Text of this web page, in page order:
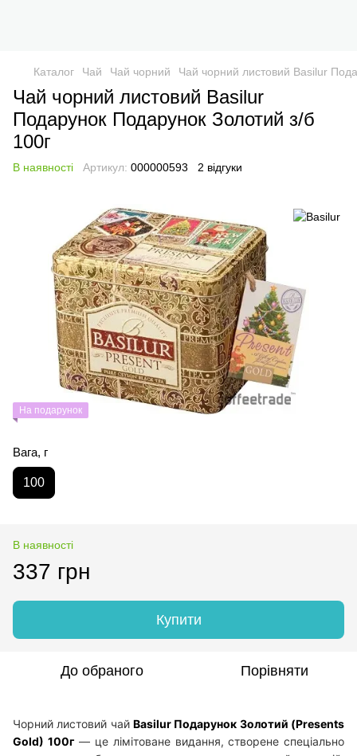
Каталог Чай Чай чорний Чай чорний листовий Basilur
Чай чорний листовий Basilur
Подарунок Подарунок Золотий з/б
100г
В наявності Артикул: 000000593 2 відгуки
На подарунок
Вага, г
100
В наявності
337 грн
Купити
До обраного Порівняти
Чорний листовий чай Basilur Подарунок Золотий (Presents
Gold) 100г — це лімітоване видання, створене спеціально